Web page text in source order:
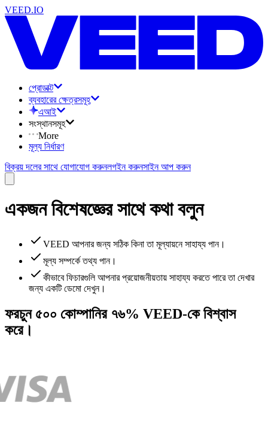
VEED.IO
প্রোডাক্ট
ব্যবহারের ক্ষেত্রসমূহ
এআই
সংস্থানসমূহ
More
মূল্য নির্ধারণ
বিক্রয় দলের সাথে যোগাযোগ করুনলগইন করুনসাইন আপ করুন
একজন বিশেষজ্ঞের সাথে কথা বলুন
VEED আপনার জন্য সঠিক কিনা তা মূল্যায়নে সাহায্য পান।
মূল্য সম্পর্কে তথ্য পান।
কীভাবে ফিচারগুলি আপনার প্রয়োজনীয়তায় সাহায্য করতে পারে তা দেখার
জন্য একটি ডেমো দেখুন।
ফরচুন ৫০০ কোম্পানির ৭৬% VEED-কে বিশ্বাস
করে।